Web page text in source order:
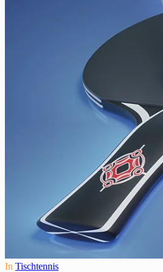
In Tischtennis